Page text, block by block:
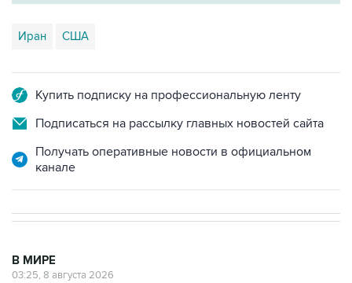
Иран США
Купить подписку на профессиональную ленту
Подписаться на рассылку главных новостей сайта
Получать оперативные новости в официальном
канале
В МИРЕ
03:25, 8 августа 2026